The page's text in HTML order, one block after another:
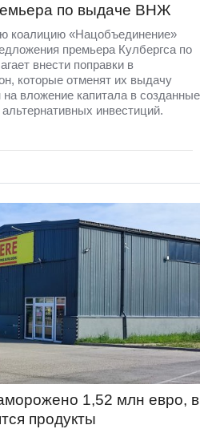
по выдаче ВНЖ
коалицию «Нацобъединение»
премьера Кулбергса по
внести поправки в
которые отменят их выдачу
вложение капитала в созданные
инвестиций.
1,52 млн евро, в
продукты